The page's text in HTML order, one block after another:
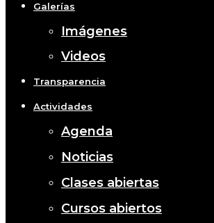
Galerías
Imágenes
Videos
Transparencia
Actividades
Agenda
Noticias
Clases abiertas
Cursos abiertos